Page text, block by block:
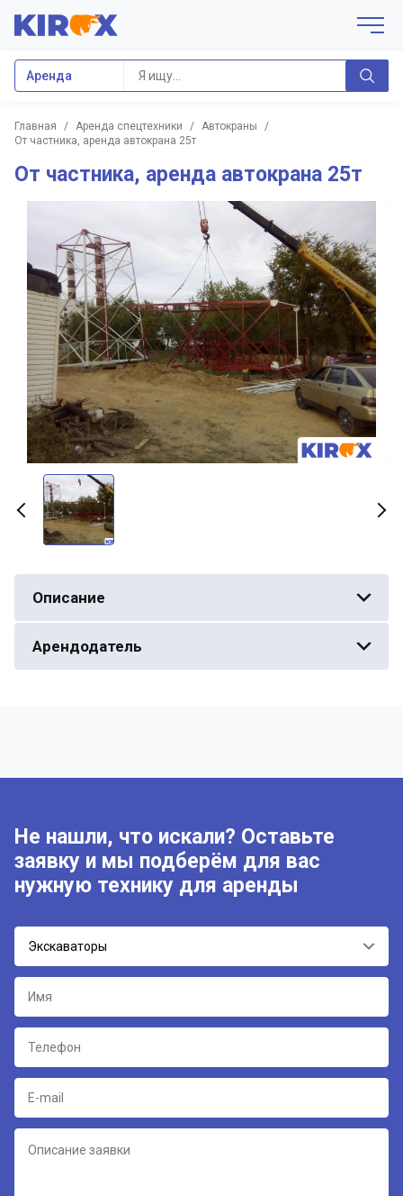
Аренда
Главная / Аренда спецтехники / Автокраны
/
От частника, аренда автокрана 25т
От частника, аренда автокрана 25т
Описание
Арендодатель
Не нашли, что искали? Оставьте
заявку и мы подберём для вас
нужную технику для аренды
Экскаваторы